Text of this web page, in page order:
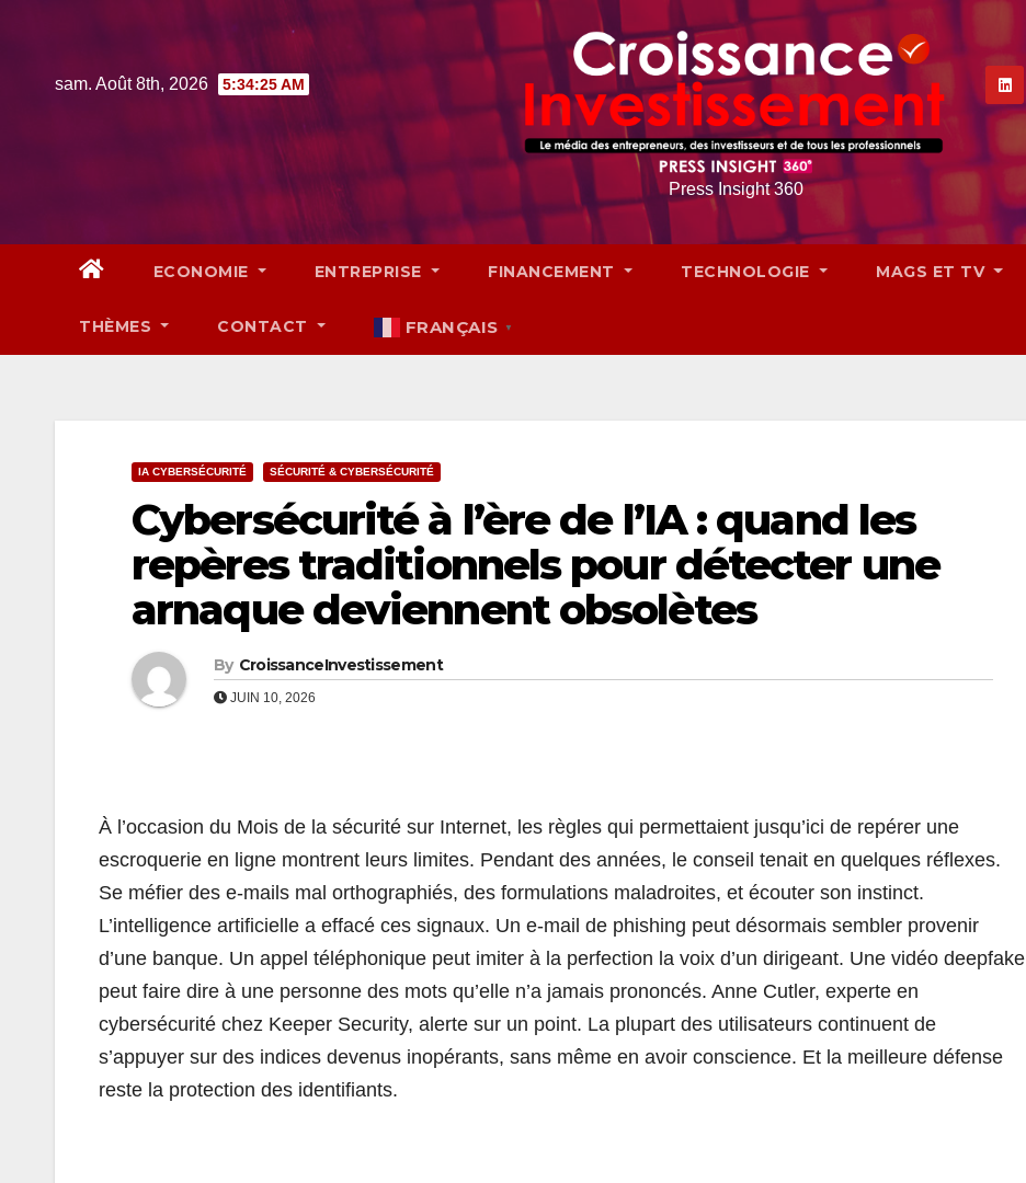
contentsam. Août 8th, 2026 5:34:26 AM
Press Insight 360
ECONOMIE ENTREPRISE FINANCEMENT TECHNOLOGIE MAGS ET TV
THÈMES CONTACT FRANÇAIS ▼
IA CYBERSÉCURITÉ SÉCURITÉ & CYBERSÉCURITÉ
Cybersécurité à l’ère de l’IA : quand les
repères traditionnels pour détecter une
arnaque deviennent obsolètes
By CroissanceInvestissement
JUIN 10, 2026
À l’occasion du Mois de la sécurité sur Internet, les règles qui permettaient jusqu’ici de repérer une
escroquerie en ligne montrent leurs limites. Pendant des années, le conseil tenait en quelques réflexes.
Se méfier des e-mails mal orthographiés, des formulations maladroites, et écouter son instinct.
L’intelligence artificielle a effacé ces signaux. Un e-mail de phishing peut désormais sembler provenir
d’une banque. Un appel téléphonique peut imiter à la perfection la voix d’un dirigeant. Une vidéo deepfake
peut faire dire à une personne des mots qu’elle n’a jamais prononcés. Anne Cutler, experte en
cybersécurité chez Keeper Security, alerte sur un point. La plupart des utilisateurs continuent de
s’appuyer sur des indices devenus inopérants, sans même en avoir conscience. Et la meilleure défense
reste la protection des identifiants.